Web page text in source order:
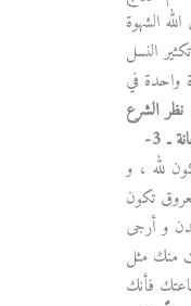
الشهوة
النسل
واحدة في
الشرع
3-
لله ، و
تكون
و أرجى
منك مثل
فأنك